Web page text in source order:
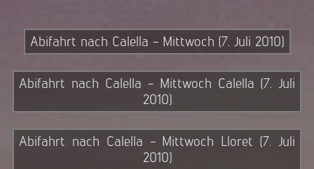
Abifahrt nach Calella - Mittwoch (7. Juli 2010)
Abifahrt nach Calella - Mittwoch Calella (7. Juli
2010)
Abifahrt nach Calella - Mittwoch Lloret (7. Juli
2010)